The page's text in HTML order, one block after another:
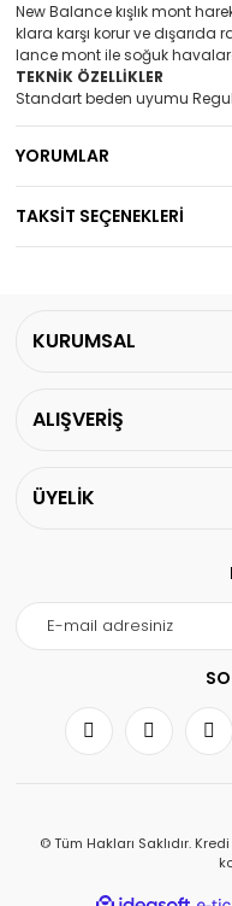
New Balance kışlık mont
klara karşı korur ve
lance mont ile soğuk
TEKNİK ÖZELLİKLER
Standart beden uyumu
YORUMLAR
TAKSİT SEÇENEKLERİ
KURUMSAL
ALIŞVERİŞ
ÜYELİK
© Tüm Hakları Saklıdır.